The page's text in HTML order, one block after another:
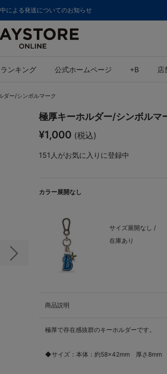
(税込)以上のご購入で送料無料
ランキング 公式ホームページ +B 店
ダー/シンボルマーク
次の画像
極厚キーホルダー/シンボルマ
¥1,000 (税込)
151 人がお気に入りに登録中
カラー展開なし
サイズ展開なし /
在庫あり
商品説明
極厚で存在感抜群のキーホルダーです。
◆サイズ：本体：約58×42mm 厚さ8mm